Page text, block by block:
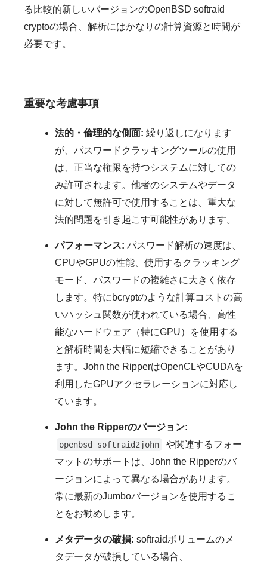
る比較的新しいバージョンのOpenBSD softraid
cryptoの場合、解析にはかなりの計算資源と時間が
必要です。
重要な考慮事項
法的・倫理的な側面: 繰り返しになります
が、パスワードクラッキングツールの使用
は、正当な権限を持つシステムに対しての
み許可されます。他者のシステムやデータ
に対して無許可で使用することは、重大な
法的問題を引き起こす可能性があります。
パフォーマンス: パスワード解析の速度は、
CPUやGPUの性能、使用するクラッキング
モード、パスワードの複雑さに大きく依存
します。特にbcryptのような計算コストの高
いハッシュ関数が使われている場合、高性
能なハードウェア（特にGPU）を使用する
と解析時間を大幅に短縮できることがあり
ます。John the RipperはOpenCLやCUDAを
利用したGPUアクセラレーションに対応し
ています。
John the Ripperのバージョン:
openbsd_softraid2john
や関連するフォー
マットのサポートは、John the Ripperのバ
ージョンによって異なる場合があります。
常に最新のJumboバージョンを使用するこ
とをお勧めします。
メタデータの破損: softraidボリュームのメ
タデータが破損している場合、